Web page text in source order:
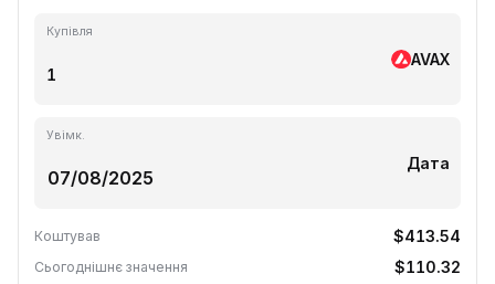
Купівля
AVAX
Увімк.
Дата
Коштував $413.54
Сьогоднішнє значення $110.32